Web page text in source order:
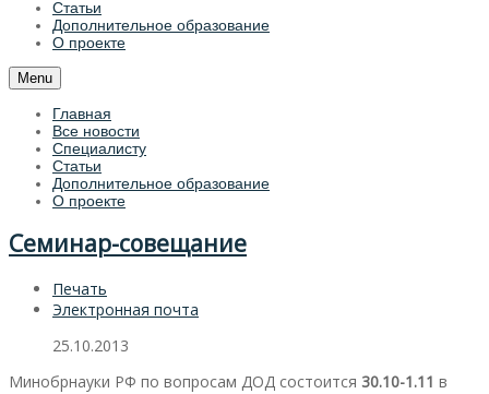
Статьи
Дополнительное образование
О проекте
Menu
Главная
Все новости
Специалисту
Статьи
Дополнительное образование
О проекте
Семинар-совещание
Печать
Электронная почта
25.10.2013
Минобрнауки РФ по вопросам ДОД состоится 30.10-1.11 в